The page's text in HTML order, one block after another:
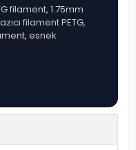
filament, 1.75mm
filament PETG,
esnek